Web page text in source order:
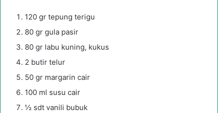
120 gr tepung terigu
80 gr gula pasir
80 gr labu kuning, kukus
2 butir telur
50 gr margarin cair
100 ml susu cair
½ sdt vanili bubuk